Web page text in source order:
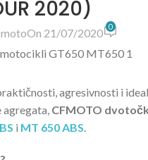
2020)
On 21/07/2020 0
agresivnosti i
agregata, CFMOTO
i MT 650 ABS.